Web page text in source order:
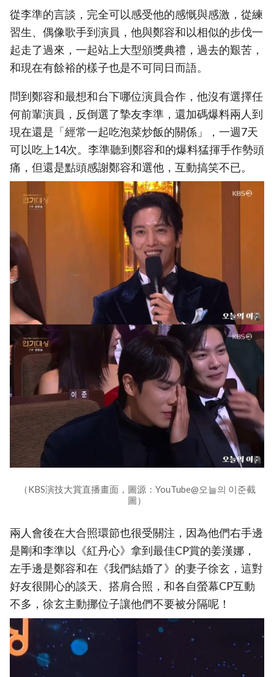
從李準的言談，完全可以感受他的感慨與感激，從練
習生、偶像歌手到演員，他與鄭容和以相似的步伐一
起走了過來，一起站上大型頒獎典禮，過去的艱苦，
和現在有餘裕的樣子也是不可同日而語。
問到鄭容和最想和台下哪位演員合作，他沒有選擇任
何前輩演員，反倒選了摯友李準，還加碼爆料兩人到
現在還是「經常一起吃泡菜炒飯的關係」，一週7天
可以吃上14次。李準聽到鄭容和的爆料猛揮手作勢頭
痛，但還是點頭感謝鄭容和選他，互動搞笑不已。
（KBS演技大賞直播畫面，圖源：YouTube@오늘의 이준截
圖）
兩人會後在大合照環節也很受關注，因為他們右手邊
是剛和李準以《紅丹心》拿到最佳CP賞的姜漢娜，
左手邊是鄭容和在《我們結婚了》的妻子徐玄，這對
好友很開心的談天、搭肩合照，和各自螢幕CP互動
不多，徐玄主動挪位子讓他們不要被分隔呢！